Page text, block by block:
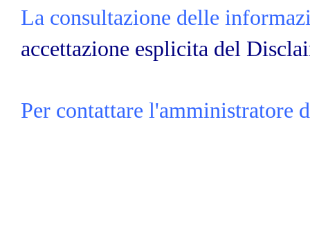
La consultazione delle
accettazione esplicita del
Per contattare l'amministratore